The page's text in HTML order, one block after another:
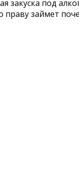
закуска под
займет